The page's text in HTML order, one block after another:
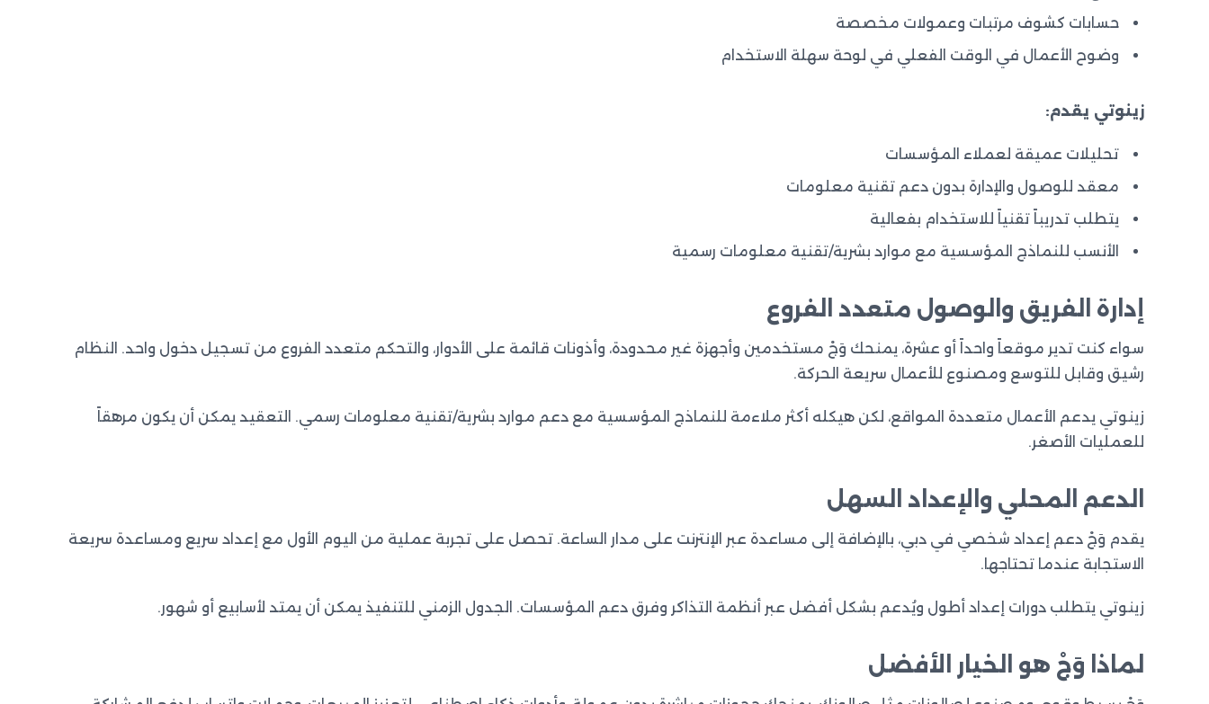
حسابات كشوف مرتبات وعمولات مخصصة
وضوح الأعمال في الوقت الفعلي في لوحة سهلة الاستخدام
زينوتي يقدم:
تحليلات عميقة لعملاء المؤسسات
معقد للوصول والإدارة بدون دعم تقنية معلومات
يتطلب تدريباً تقنياً للاستخدام بفعالية
الأنسب للنماذج المؤسسية مع موارد بشرية/تقنية معلومات رسمية
إدارة الفريق والوصول متعدد الفروع
سواء كنت تدير موقعاً واحداً أو عشرة، يمنحك وَجْ مستخدمين وأجهزة غير محدودة، وأذونات قائمة على الأدوار، والتحكم متعدد الفروع من تسجيل دخول واحد. النظام
رشيق وقابل للتوسع ومصنوع للأعمال سريعة الحركة.
زينوتي يدعم الأعمال متعددة المواقع، لكن هيكله أكثر ملاءمة للنماذج المؤسسية مع دعم موارد بشرية/تقنية معلومات رسمي. التعقيد يمكن أن يكون مرهقاً
للعمليات الأصغر.
الدعم المحلي والإعداد السهل
يقدم وَجْ دعم إعداد شخصي في دبي، بالإضافة إلى مساعدة عبر الإنترنت على مدار الساعة. تحصل على تجربة عملية من اليوم الأول مع إعداد سريع ومساعدة سريعة
الاستجابة عندما تحتاجها.
زينوتي يتطلب دورات إعداد أطول ويُدعم بشكل أفضل عبر أنظمة التذاكر وفرق دعم المؤسسات. الجدول الزمني للتنفيذ يمكن أن يمتد لأسابيع أو شهور.
لماذا وَجْ هو الخيار الأفضل